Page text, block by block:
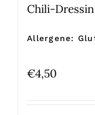
Chili-
Allergene:
€4,50